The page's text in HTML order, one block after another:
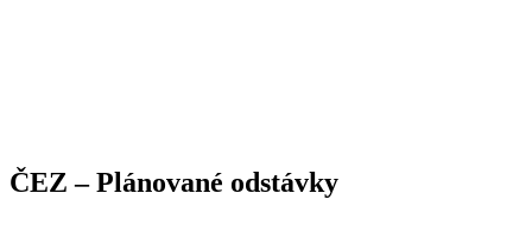
ČEZ – Plánované odstávky